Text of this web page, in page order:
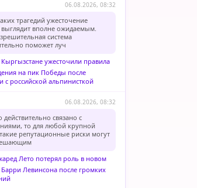
06.08.2026, 08:32
трагедий ужесточение
выглядит вполне ожидаемым.
система
поможет луч
ужесточили правила
на пик Победы после
с российской альпинисткой
06.08.2026, 08:32
действительно связано с
то для любой крупной
репутационные риски могут
Лето потерял роль в новом
Левинсона после громких